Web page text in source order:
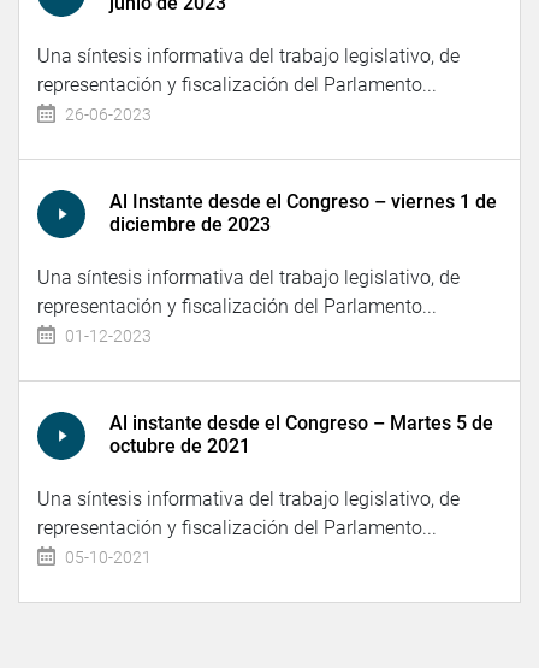
Una síntesis informativa del trabajo legislativo, de
representación y fiscalización del Parlamento...
26-06-2023
Al Instante desde el Congreso – viernes 1 de
diciembre de 2023
Una síntesis informativa del trabajo legislativo, de
representación y fiscalización del Parlamento...
01-12-2023
Al instante desde el Congreso – Martes 5 de
octubre de 2021
Una síntesis informativa del trabajo legislativo, de
representación y fiscalización del Parlamento...
05-10-2021